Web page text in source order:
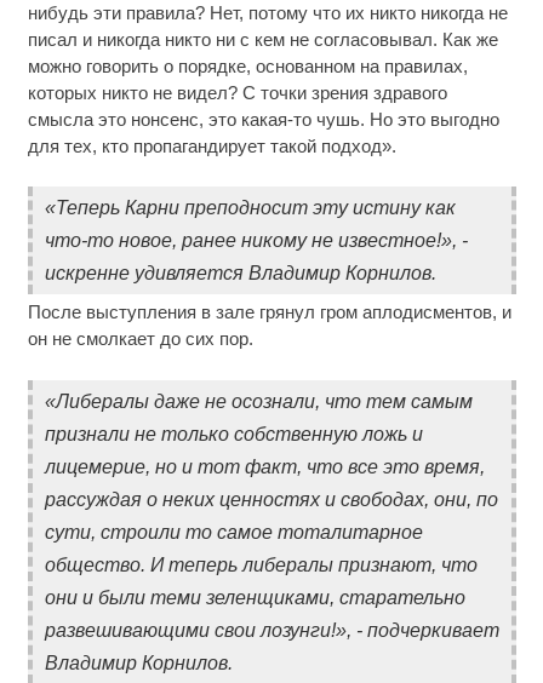
нибудь эти правила? Нет, потому что их никто никогда не
писал и никогда никто ни с кем не согласовывал. Как же
можно говорить о порядке, основанном на правилах,
которых никто не видел? С точки зрения здравого
смысла это нонсенс, это какая-то чушь. Но это выгодно
для тех, кто пропагандирует такой подход».
«Теперь Карни преподносит эту истину как
что-то новое, ранее никому не известное!», -
искренне удивляется Владимир Корнилов.
После выступления в зале грянул гром аплодисментов, и
он не смолкает до сих пор.
«Либералы даже не осознали, что тем самым
признали не только собственную ложь и
лицемерие, но и тот факт, что все это время,
рассуждая о неких ценностях и свободах, они, по
сути, строили то самое тоталитарное
общество. И теперь либералы признают, что
они и были теми зеленщиками, старательно
развешивающими свои лозунги!», - подчеркивает
Владимир Корнилов.